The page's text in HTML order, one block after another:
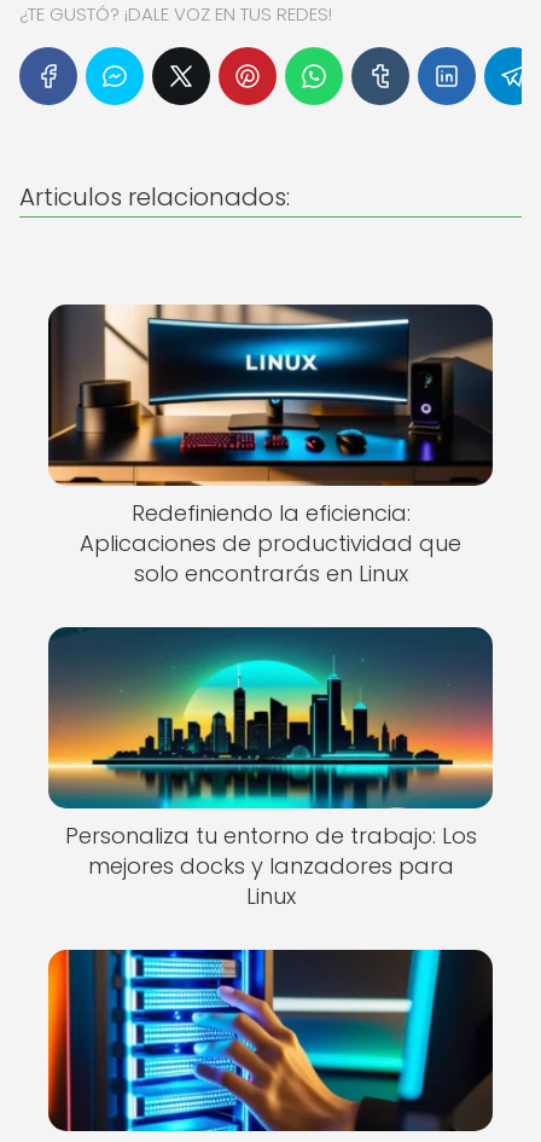
¿TE GUSTÓ? ¡DALE VOZ EN TUS REDES!
Articulos relacionados:
Redefiniendo la eficiencia:
Aplicaciones de productividad que
solo encontrarás en Linux
Personaliza tu entorno de trabajo: Los
mejores docks y lanzadores para
Linux